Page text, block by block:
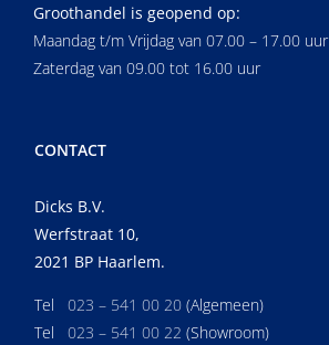
Groothandel is geopend op:
Maandag t/m Vrijdag van 07.00 – 17.00 uur
Zaterdag van 09.00 tot 16.00 uur
CONTACT
Dicks B.V.
Werfstraat 10,
2021 BP Haarlem.
Tel 023 – 541 00 20 (Algemeen)
Tel 023 – 541 00 22 (Showroom)